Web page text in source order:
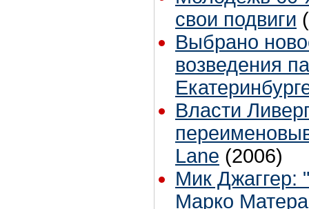
свои подвиги
Выбрано
возведения
Власти
Lane (2006)
Мик Джаггер:
Марко